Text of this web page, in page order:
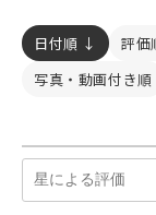
日付順 ↓ 評価
写真・動画付き順